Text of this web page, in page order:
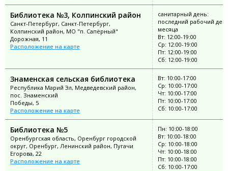
Библиотека №3, Колпинский район
Санкт-Петербург, Санкт-Петербург,
Колпинский район, МО "п. Сапёрный"
Дорожная, 11
Расположение на карте
санитарный день:
последний рабочий
месяца
Вт: 12:00-19:00
Ср: 12:00-19:00
Пт: 12:00-19:00
Сб: 12:00-19:00
Знаменская сельская библиотека
Республика Марий Эл, Медведевский район,
пос. Знаменский
Победы, 5
Расположение на карте
Вт: 10:00-17:00
Ср: 10:00-17:00
Чт: 10:00-17:00
Пт: 10:00-17:00
Сб: 10:00-17:00
Библиотека №5
Оренбургская область, Оренбург городской
округ, Оренбург, Ленинский район, Пугачи
Егорова, 22
Расположение на карте
Пн: 10:00-18:00
Вт: 10:00-18:00
Ср: 10:00-18:00
Чт: 10:00-18:00
Пт: 10:00-18:00
Сб: 10:00-17:00